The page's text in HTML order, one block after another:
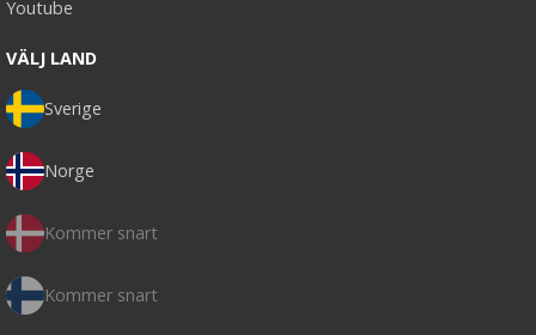
Youtube
VÄLJ LAND
Sverige
Norge
Kommer snart
Kommer snart